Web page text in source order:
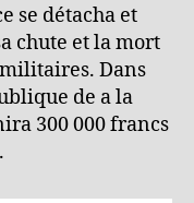
se détacha et
chute et la mort
Dans
de a la
300 000 francs